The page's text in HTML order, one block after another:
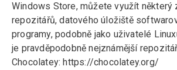
Windows Store, můžete využít
repozitářů, datového úložiště
programy, podobně jako uživatelé
je pravděpodobně nejznámější
Chocolatey: https://chocolatey.org/